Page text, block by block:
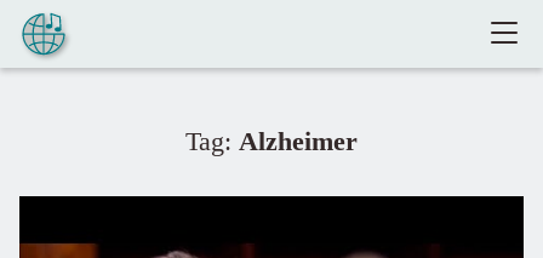
Pular para o conteúdo
Tag: Alzheimer